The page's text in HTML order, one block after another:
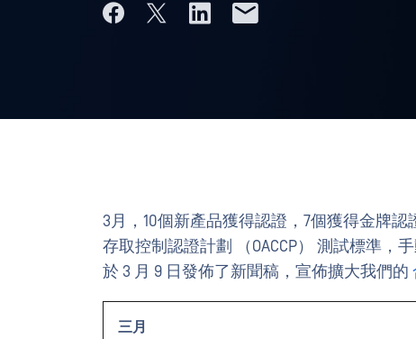
3月，10個新產品獲得認證，7個獲得金牌認
存取控制認證計劃 （OACCP） 測試標準，
於 3 月 9 日發佈了新聞稿，宣佈擴大我們的
三月